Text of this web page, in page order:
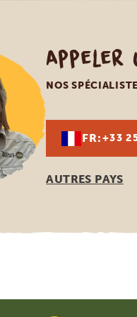
Appeler
NOS
FR:+33
AUTRES PAYS